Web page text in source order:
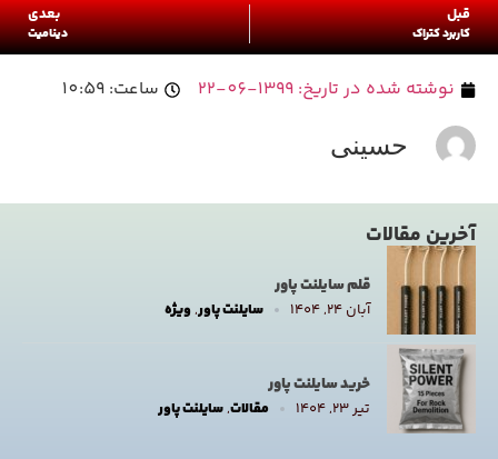
قبل
کاربرد کتراک
بعدی
دینامیت
نوشته شده در تاریخ: 1399-06-22 ساعت: 10:59
حسینی
آخرین مقالات
قلم سایلنت پاور
آبان ۲۴, ۱۴۰۴ سایلنت پاور,ویژه
خرید سایلنت پاور
تیر ۲۳, ۱۴۰۴ مقالات,سایلنت پاور